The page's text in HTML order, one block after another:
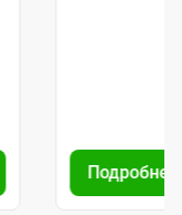
Подробней